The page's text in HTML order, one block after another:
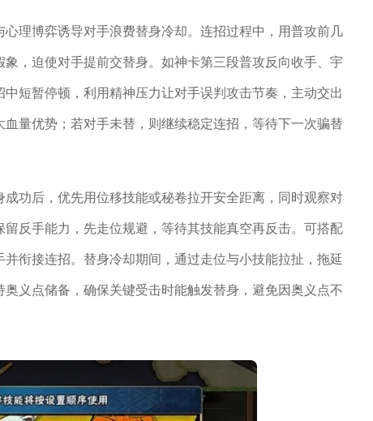
理博弈诱导对手浪费替身冷却。连招过程中，用普攻前几
，迫使对手提前交替身。如神卡第三段普攻反向收手、宇
短暂停顿，利用精神压力让对手误判攻击节奏，主动交出
量优势；若对手未替，则继续稳定连招，等待下一次骗替
功后，优先用位移技能或秘卷拉开安全距离，同时观察对
反手能力，先走位规避，等待其技能真空再反击。可搭配
衔接连招。替身冷却期间，通过走位与小技能拉扯，拖延
义点储备，确保关键受击时能触发替身，避免因奥义点不